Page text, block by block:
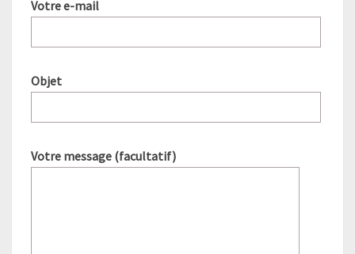
Votre e-mail
Objet
Votre message (facultatif)